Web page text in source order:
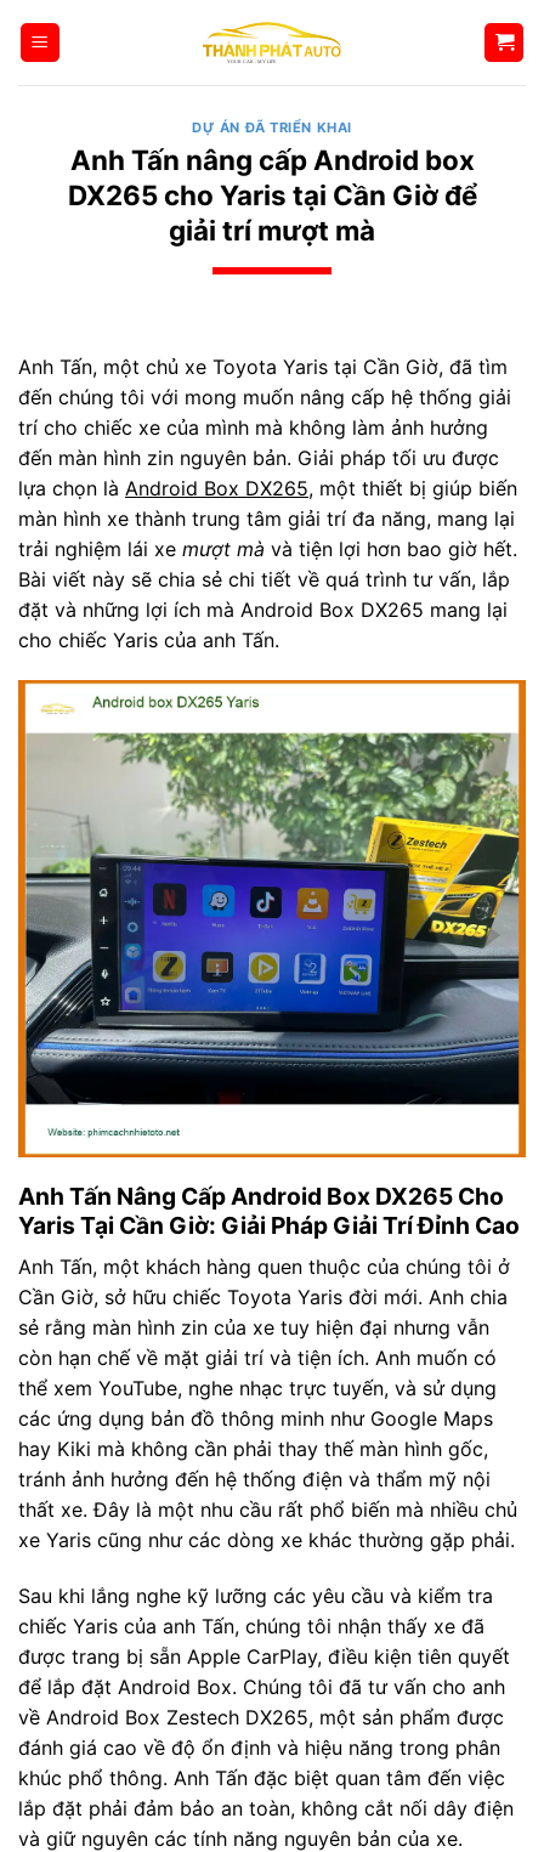
qua
DỰ ÁN ĐÃ TRIỂN KHAI
Anh Tấn nâng cấp Android box
DX265 cho Yaris tại Cần Giờ để
giải trí mượt mà
Anh Tấn, một chủ xe Toyota Yaris tại Cần Giờ, đã tìm
đến chúng tôi với mong muốn nâng cấp hệ thống giải
trí cho chiếc xe của mình mà không làm ảnh hưởng
đến màn hình zin nguyên bản. Giải pháp tối ưu được
lựa chọn là Android Box DX265, một thiết bị giúp biến
màn hình xe thành trung tâm giải trí đa năng, mang lại
trải nghiệm lái xe mượt mà và tiện lợi hơn bao giờ hết.
Bài viết này sẽ chia sẻ chi tiết về quá trình tư vấn, lắp
đặt và những lợi ích mà Android Box DX265 mang lại
cho chiếc Yaris của anh Tấn.
Anh Tấn Nâng Cấp Android Box DX265 Cho
Yaris Tại Cần Giờ: Giải Pháp Giải Trí Đỉnh Cao
Anh Tấn, một khách hàng quen thuộc của chúng tôi ở
Cần Giờ, sở hữu chiếc Toyota Yaris đời mới. Anh chia
sẻ rằng màn hình zin của xe tuy hiện đại nhưng vẫn
còn hạn chế về mặt giải trí và tiện ích. Anh muốn có
thể xem YouTube, nghe nhạc trực tuyến, và sử dụng
các ứng dụng bản đồ thông minh như Google Maps
hay Kiki mà không cần phải thay thế màn hình gốc,
tránh ảnh hưởng đến hệ thống điện và thẩm mỹ nội
thất xe. Đây là một nhu cầu rất phổ biến mà nhiều chủ
xe Yaris cũng như các dòng xe khác thường gặp phải.
Sau khi lắng nghe kỹ lưỡng các yêu cầu và kiểm tra
chiếc Yaris của anh Tấn, chúng tôi nhận thấy xe đã
được trang bị sẵn Apple CarPlay, điều kiện tiên quyết
để lắp đặt Android Box. Chúng tôi đã tư vấn cho anh
về Android Box Zestech DX265, một sản phẩm được
đánh giá cao về độ ổn định và hiệu năng trong phân
khúc phổ thông. Anh Tấn đặc biệt quan tâm đến việc
lắp đặt phải đảm bảo an toàn, không cắt nối dây điện
và giữ nguyên các tính năng nguyên bản của xe.